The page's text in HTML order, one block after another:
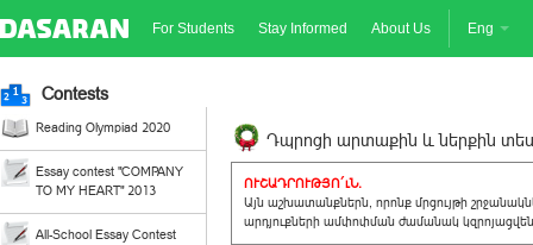
For Students Stay Informed About Us Eng
Contests
Reading Olympiad 2020
Essay contest "COMPANY
TO MY HEART" 2013
All-School Essay Contest
Դպրոցի արտաքին և ներքին
ՈՒՇԱԴՐՈՒԹՅՈ´ւՆ.
Այն աշխատանքներն, որոնք մրցույթի
արդյուքների ամփոփման ժամանակ